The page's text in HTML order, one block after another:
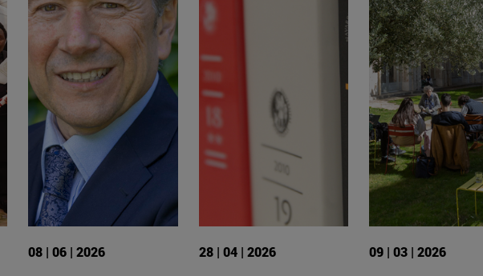
08 | 06 | 2026 28 | 04 | 2026 09 | 03 | 2026